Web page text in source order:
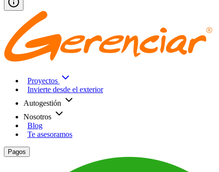
Proyectos
Invierte desde el exterior
Autogestión
Nosotros
Blog
Te asesoramos
Pagos